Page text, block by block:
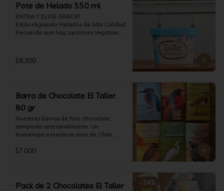
Pote de Helado 550 ml
ENTRA Y ELIGE SABOR!
Estás eligiendo Helados de Alta Calidad.
Recuerda que hay opciones Veganas,
$8.300
Barra de Chocolate El Taller.
80 gr
Nuestras barras de fino chocolate
templado artesanalmente. Un
homenaje a nuestras aves de Chile.
$7.000
-14%
Pack de 2 Chocolates El Taller